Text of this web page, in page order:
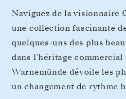
Naviguez de la visionnaire
une collection fascinante
quelques-uns des plus
dans l’héritage
Warnemünde dévoile les
un changement de rythme